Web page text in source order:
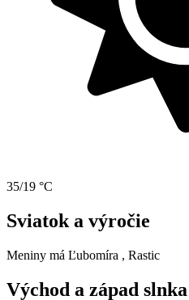
35/19 °C
Sviatok a výročie
Meniny má Ľubomíra , Rastic
Východ a západ slnka